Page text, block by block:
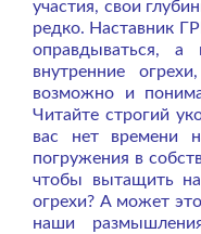
участия, свои
редко. Наставник
оправдываться, а
внутренние
возможно и
Читайте строгий
вас нет времени
погружения в
чтобы вытащить
огрехи? А может
наши